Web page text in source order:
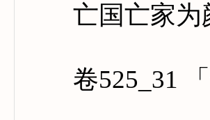
亡国亡家为
卷525_31 「